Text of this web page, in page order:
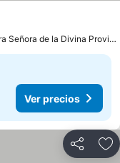
a 0.8 km de: Nuestra Señora de la Divina Providencia
Ver precios
Compartir